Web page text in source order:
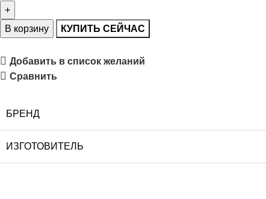
В корзину КУПИТЬ СЕЙЧАС
Добавить в список желаний
Сравнить
БРЕНД
ИЗГОТОВИТЕЛЬ